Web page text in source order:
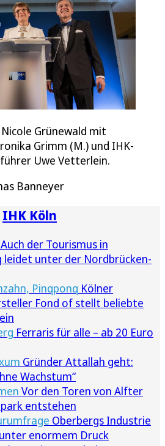
Grünewald mit
Grimm (M.) und IHK-
Uwe Vetterlein.
Banneyer
IHK Köln
Auch der Tourismus in
leidet unter der Nordbrücken-
Pinqponq Kölner
Fond of stellt beliebte
Ferraris für alle – ab 20 Euro
Gründer Attallah geht:
Wachstum“
Vor den Toren von Alfter
entstehen
Oberbergs Industrie
enormem Druck